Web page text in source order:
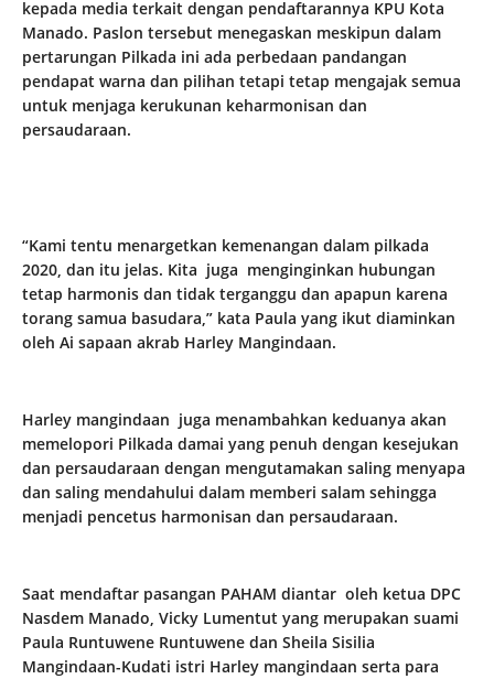
kepada media terkait dengan pendaftarannya KPU Kota
Manado. Paslon tersebut menegaskan meskipun dalam
pertarungan Pilkada ini ada perbedaan pandangan
pendapat warna dan pilihan tetapi tetap mengajak semua
untuk menjaga kerukunan keharmonisan dan
persaudaraan.
“Kami tentu menargetkan kemenangan dalam pilkada
2020, dan itu jelas. Kita juga menginginkan hubungan
tetap harmonis dan tidak terganggu dan apapun karena
torang samua basudara,” kata Paula yang ikut diaminkan
oleh Ai sapaan akrab Harley Mangindaan.
Harley mangindaan juga menambahkan keduanya akan
memelopori Pilkada damai yang penuh dengan kesejukan
dan persaudaraan dengan mengutamakan saling menyapa
dan saling mendahului dalam memberi salam sehingga
menjadi pencetus harmonisan dan persaudaraan.
Saat mendaftar pasangan PAHAM diantar oleh ketua DPC
Nasdem Manado, Vicky Lumentut yang merupakan suami
Paula Runtuwene Runtuwene dan Sheila Sisilia
Mangindaan-Kudati istri Harley mangindaan serta para